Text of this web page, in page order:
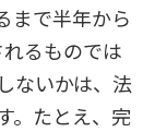
まで半年から
るものでは
ないかは、法
。たとえ、完